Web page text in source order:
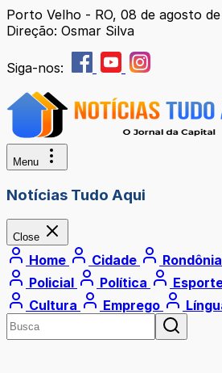
Porto Velho - RO, 08 de agosto
Direção: Osmar Silva
Siga-nos:
Menu
Notícias Tudo Aqui
Close
Home Cidade Rondônia
Policial
Política
Cultura
Emprego